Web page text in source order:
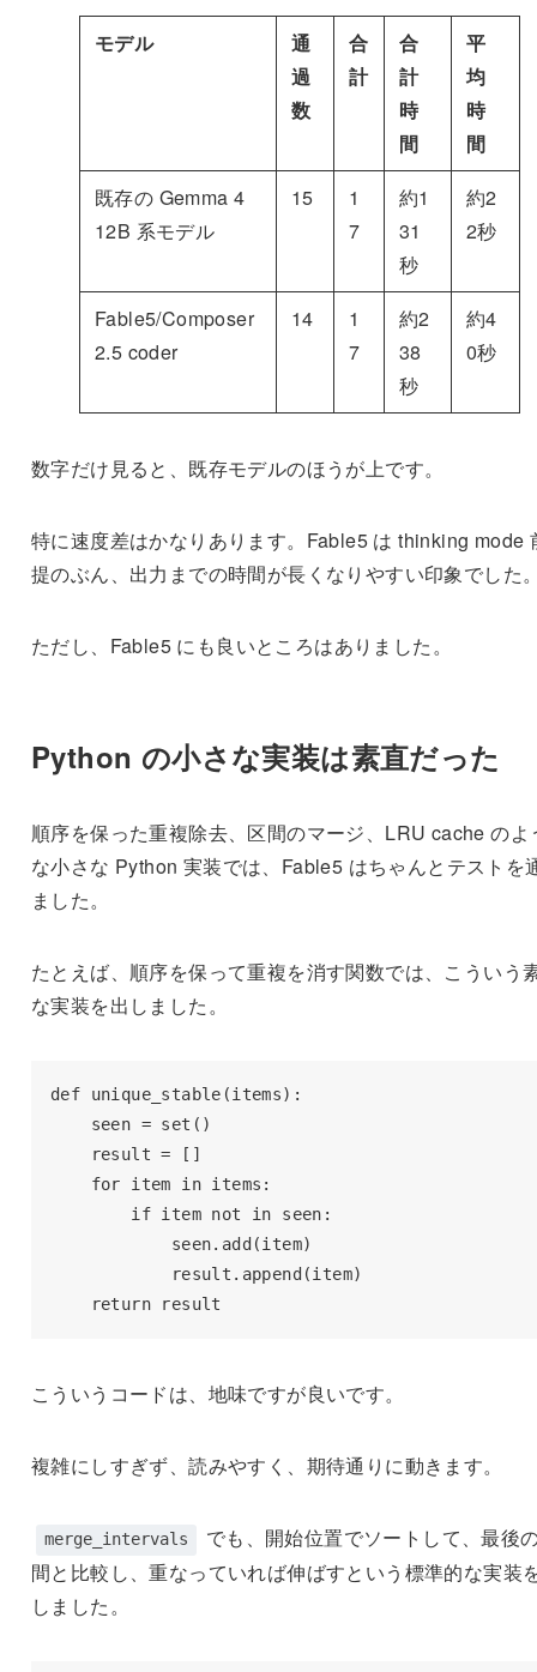
モデル
通
過
数
合
計
合
計
時
間
平
均
時
間
既存の Gemma 4
12B 系モデル
15
1
7
約1
31
秒
約2
2秒
Fable5/Composer
2.5 coder
14
1
7
約2
38
秒
約4
0秒
数字だけ見ると、既存モデルのほうが上です。
特に速度差はかなりあります。Fable5 は thinking mode
提のぶん、出力までの時間が長くなりやすい印象でした
ただし、Fable5 にも良いところはありました。
Python の小さな実装は素直だった
順序を保った重複除去、区間のマージ、LRU cache のよ
な小さな Python 実装では、Fable5 はちゃんとテストを
ました。
たとえば、順序を保って重複を消す関数では、こういう
な実装を出しました。
def unique_stable(items):
    return result
こういうコードは、地味ですが良いです。
複雑にしすぎず、読みやすく、期待通りに動きます。
merge_intervals
でも、開始位置でソートして、最後
間と比較し、重なっていれば伸ばすという標準的な実装
しました。